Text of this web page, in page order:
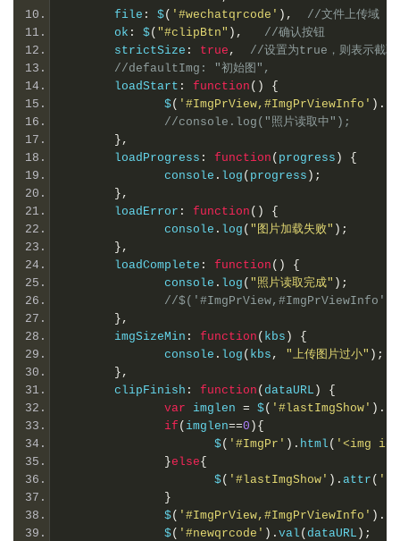
file : $( '#wechatqrcode' ),
//文件上传域
ok : $( "#clipBtn" ),
//确认按钮
strictSize : true ,
//设置为true，则表示截取
//defaultImg: "初始图",
loadStart : function ()
{
$( '#ImgPrView,#ImgPrViewInfo' ).
//console.log("照片读取中");
},
loadProgress : function ( progress )
{
console . log ( progress );
},
loadError : function ()
{
console . log ( "图片加载失败" );
},
loadComplete : function ()
{
console . log ( "照片读取完成" );
//
},
imgSizeMin : function ( kbs )
{
console . log ( kbs , "上传图片过小" );
},
clipFinish : function ( dataURL )
{
var imglen = $( '#lastImgShow' ).
if ( imglen==0 ){
$( '#ImgPr' ). html ( '<img
}else{
$( '#lastImgShow' ). attr (
}
$( '#ImgPrView,#ImgPrViewInfo' ).
$( '#newqrcode' ). val ( dataURL );